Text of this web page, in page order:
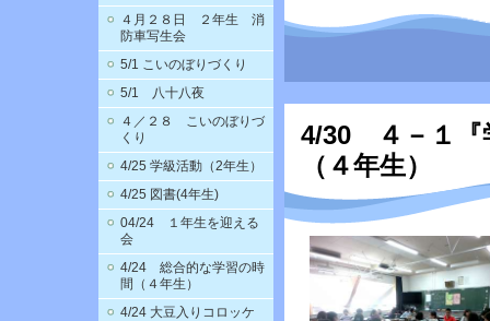
４月２８日 ２年生 消
防車写生会
5/1 こいのぼりづくり
5/1 八十八夜
４／２８ こいのぼりづ
くり
4/25 学級活動（2年生）
4/25 図書(4年生)
04/24 １年生を迎える
会
4/24 総合的な学習の時
間（４年生）
4/24 大豆入りコロッケ
4/30 ４－１『
（４年生）